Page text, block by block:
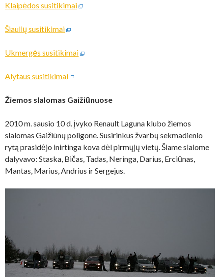
Klaipėdos susitikimai
Šiaulių susitikimai
Ukmergės susitikimai
Alytaus susitikimai
Žiemos slalomas Gaižiūnuose
2010 m. sausio 10 d. įvyko Renault Laguna klubo žiemos
slalomas Gaižiūnų poligone. Susirinkus žvarbų sekmadienio
rytą prasidėjo inirtinga kova dėl pirmųjų vietų. Šiame slalome
dalyvavo: Staska, Bičas, Tadas, Neringa, Darius, Erciūnas,
Mantas, Marius, Andrius ir Sergejus.